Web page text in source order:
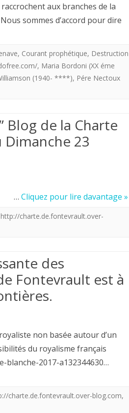
aux branches de la
sommes d’accord pour dire
, Courant prophétique, Destruction
, Maria Bordoni (XX éme
(1940- ****), Pére Nectoux
Blog de la Charte
23
: … Cliquez pour lire davantage »
http://charte.de.fontevrault.over-
des
Fontevrault est à
non basée autour d’un
du royalisme français
blanche-2017-a132344630…
charte.de.fontevrault.over-blog.com,